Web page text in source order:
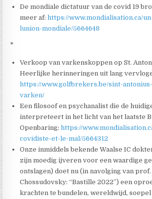
De mondiale dictatuur van de covid 19
meer af:https://www.mondialisation.ca/
lunion-mondiale/5664648
*
Verkoop van varkenskoppen op St.
Heerlijke herinneringen uit lang
https://www.golfbrekers.be/sint-
varken/
Een filosoof en psychanalist die de
interpreteert in het licht van het laatste
Openbaring:https://
covidiste-et-le-mal/5664312
Onze inmiddels bekende Waalse IC
zijn moedig ijveren voor een waardige
ontslagen) doet nu (in navolging van prof.
Chossudovsky: “Bastille 2022”) een
krachten te bundelen, wereldwijd, soepel